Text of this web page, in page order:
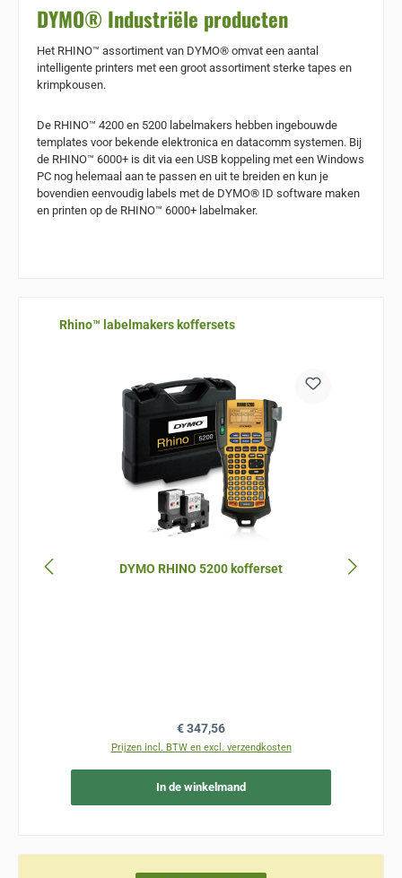
DYMO® Industriële producten
Het RHINO™ assortiment van DYMO® omvat een aantal
intelligente printers met een groot assortiment sterke tapes en
krimpkousen.
De RHINO™ 4200 en 5200 labelmakers hebben ingebouwde
templates voor bekende elektronica en datacomm systemen. Bij
de RHINO™ 6000+ is dit via een USB koppeling met een Windows
PC nog helemaal aan te passen en uit te breiden en kun je
bovendien eenvoudig labels met de DYMO® ID software maken
en printen op de RHINO™ 6000+ labelmaker.
Sla de afbeeldingengalerij over
Rhino™ labelmakers koffersets
DYMO RHINO 5200 kofferset
Normale prijs:
€ 347,56
Prijzen incl. BTW en excl. verzendkosten
In de winkelmand